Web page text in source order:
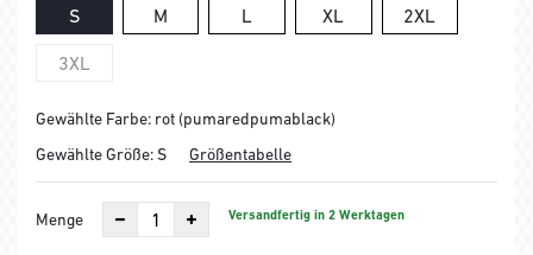
S M L XL 2XL
3XL
Gewählte Farbe: rot (pumaredpumablack)
Gewählte Größe:S Größentabelle
Menge Versandfertig in 2 Werktagen